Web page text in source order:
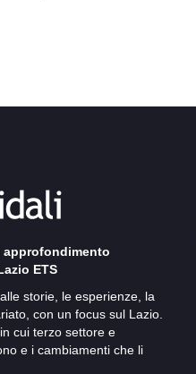
ETS
storie, le esperienze, la
con un focus sul Lazio.
cui terzo settore e
e i cambiamenti che li